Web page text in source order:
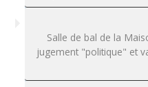
Salle de bal de la
jugement "politique" et